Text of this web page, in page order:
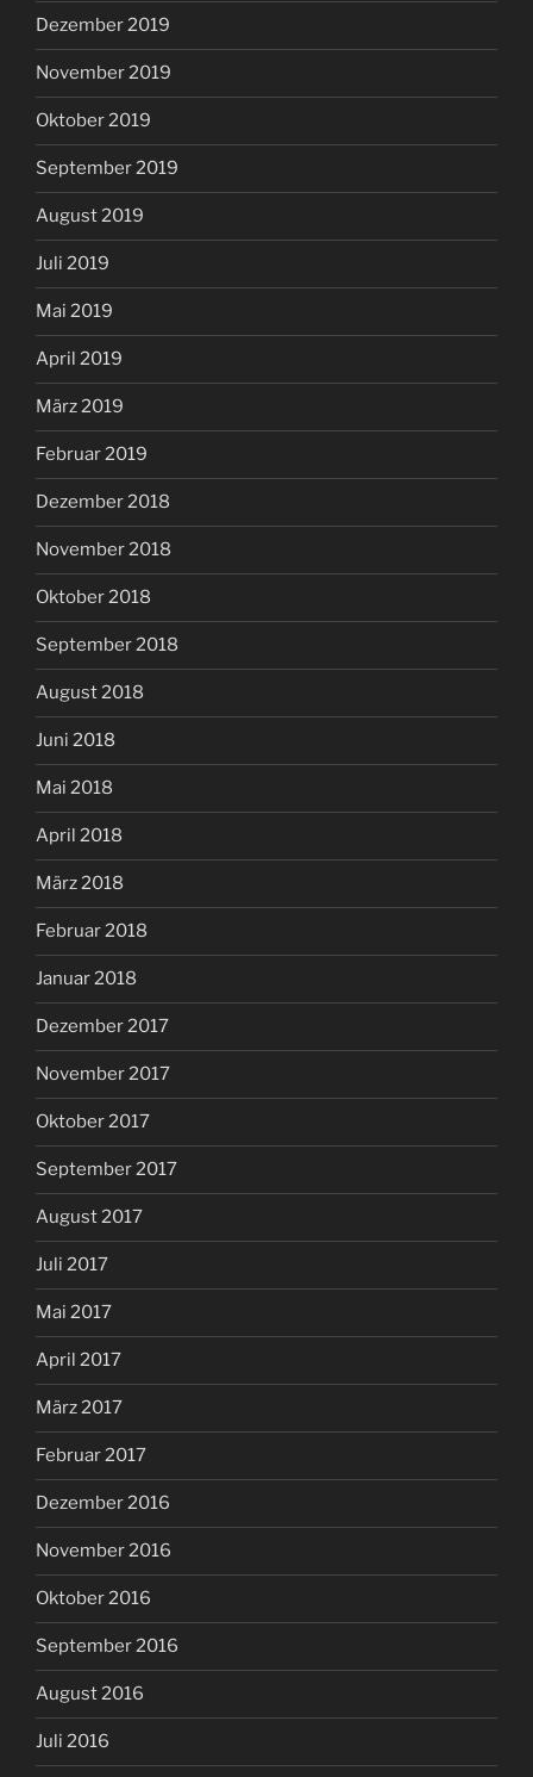
Dezember 2019
November 2019
Oktober 2019
September 2019
August 2019
Juli 2019
Mai 2019
April 2019
März 2019
Februar 2019
Dezember 2018
November 2018
Oktober 2018
September 2018
August 2018
Juni 2018
Mai 2018
April 2018
März 2018
Februar 2018
Januar 2018
Dezember 2017
November 2017
Oktober 2017
September 2017
August 2017
Juli 2017
Mai 2017
April 2017
März 2017
Februar 2017
Dezember 2016
November 2016
Oktober 2016
September 2016
August 2016
Juli 2016